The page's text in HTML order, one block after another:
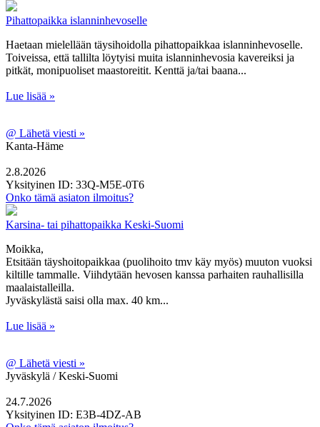
Pihattopaikka islanninhevoselle
Haetaan mielellään täysihoidolla pihattopaikkaa islanninhevoselle.
Toiveissa, että tallilta löytyisi muita islanninhevosia kavereiksi ja
pitkät, monipuoliset maastoreitit. Kenttä ja/tai baana...
Lue lisää »
@ Lähetä viesti »
Kanta-Häme
2.8.2026
Yksityinen ID: 33Q-M5E-0T6
Onko tämä asiaton ilmoitus?
Karsina- tai pihattopaikka Keski-Suomi
Moikka,
Etsitään täyshoitopaikkaa (puolihoito tmv käy myös) muuton vuoksi
kiltille tammalle. Viihdytään hevosen kanssa parhaiten rauhallisilla
maalaistalleilla.
Jyväskylästä saisi olla max. 40 km...
Lue lisää »
@ Lähetä viesti »
Jyväskylä / Keski-Suomi
24.7.2026
Yksityinen ID: E3B-4DZ-AB